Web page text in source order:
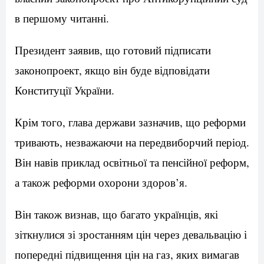
в першому читанні.
Президент заявив, що готовий підписати
законопроект, якщо він буде відповідати
Конституції України.
Крім того, глава держави зазначив, що реформи
тривають, незважаючи на передвиборчий період.
Він навів приклад освітньої та пенсійної реформ,
а також реформи охорони здоров’я.
Він також визнав, що багато українців, які
зіткнулися зі зростанням цін через девальвацію і
попередні підвищення цін на газ, яких вимагав